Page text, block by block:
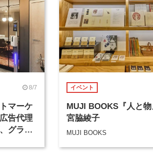
8/7
マーケ
告代理
グラフ
イベント
MUJI BOOKS『人と
宮脇綾子
MUJI BOOKS